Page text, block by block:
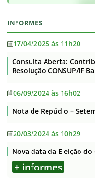
INFORMES
17/04/2025 às 11h20
Consulta Aberta:
Resolução CONSUP/IF
06/09/2024 às 16h02
Nota de Repúdio –
20/03/2024 às 10h29
Nova data da Eleição do
+ informes